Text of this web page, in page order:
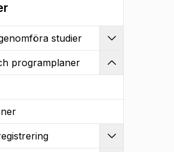
studier
programplaner